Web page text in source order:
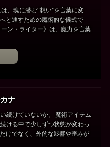
は、魂に潜む“想い”を言葉に変
と通すための魔術的な儀式で
ン・ライター》は、魔力を言葉
カナ
続けていないか。 魔術アイテム
ける中で少しずつ状態が変わっ
けでなく、外的な影響や歪みが